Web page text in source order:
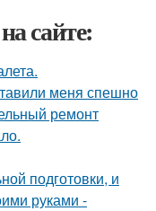
сайте:
меня спешно
ремонт
подготовки, и
руками -